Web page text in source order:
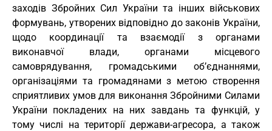
заходів Збройних Сил України та інших військових
формувань, утворених відповідно до законів України,
щодо координації та взаємодії з органами
виконавчої влади, органами місцевого
самоврядування, громадськими об’єднаннями,
організаціями та громадянами з метою створення
сприятливих умов для виконання Збройними Силами
України покладених на них завдань та функцій, у
тому числі на території держави-агресора, а також